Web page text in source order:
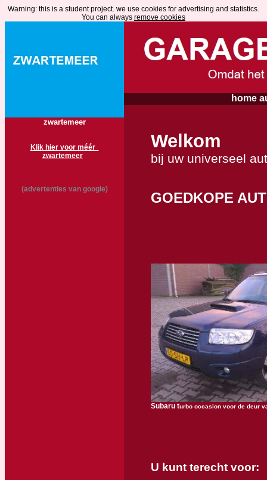
Warning: this is a student project. we use cookies for advertising and statistics.
You can always remove cookies
zwartemeer
Klik hier voor méér
zwartemeer
(advertenties van google)
home
Welkom
bij uw universeel
GOEDKOPE
Subaru turbo occasion voor de deur
U kunt terecht voor: